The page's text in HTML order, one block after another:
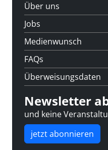
Über uns
Jobs
Medienwunsch
FAQs
Überweisungsdaten
Newsletter
und keine
jetzt abonnieren